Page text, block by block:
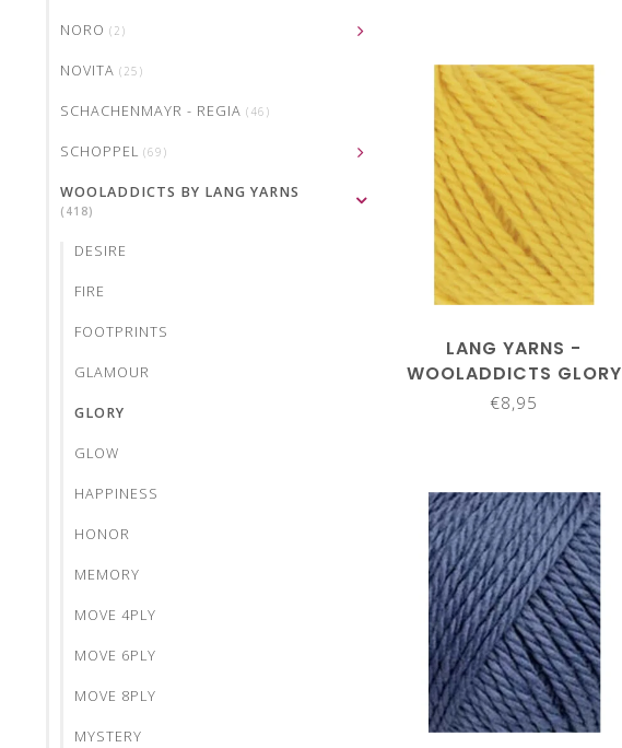
NORO (2)
NOVITA (25)
SCHACHENMAYR - REGIA (46)
SCHOPPEL (69)
WOOLADDICTS BY LANG YARNS
(418)
DESIRE
FIRE
FOOTPRINTS
GLAMOUR
GLORY
GLOW
HAPPINESS
HONOR
MEMORY
MOVE 4PLY
MOVE 6PLY
MOVE 8PLY
MYSTERY
LANG YARNS -
WOOLADDICTS GLORY
1061.0014
€8,95